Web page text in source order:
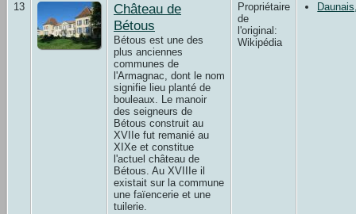
13
Château de
Bétous
Bétous est une des
plus anciennes
communes de
l'Armagnac, dont le nom
signifie lieu planté de
bouleaux. Le manoir
des seigneurs de
Bétous construit au
XVIIe fut remanié au
XIXe et constitue
l'actuel château de
Bétous. Au XVIIIe il
existait sur la commune
une faïencerie et une
tuilerie.
Propriétaire
de
l'original:
Wikipédia